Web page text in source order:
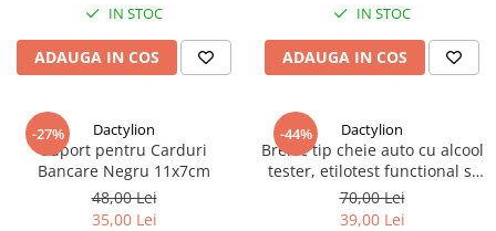
IN STOC
ADAUGA IN COS
IN STOC
ADAUGA IN COS
-27% Dactylion
Suport pentru Carduri
Bancare Negru 11x7cm
48,00 Lei
35,00 Lei
-44% Dactylion
Breloc tip cheie auto cu alcool
tester, etilotest functional si
precis - Negru
70,00 Lei
39,00 Lei